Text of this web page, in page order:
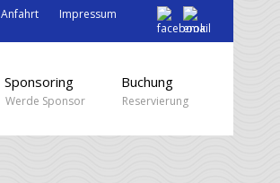
Anfahrt Impressum
Sponsoring
Werde Sponsor
Buchung
Reservierung